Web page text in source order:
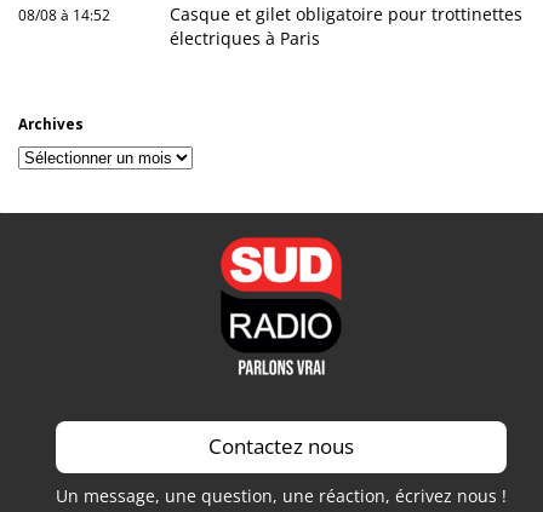
08/08 à 14:52
Casque et gilet obligatoire pour trottinettes
électriques à Paris
Archives
Archives
Contactez nous
Un message, une question, une réaction, écrivez nous !